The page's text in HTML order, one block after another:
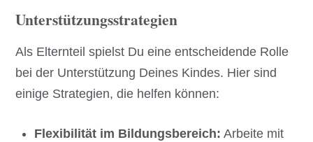
Unterstützungsstrategien
Als Elternteil spielst Du eine entscheidende Rolle
bei der Unterstützung Deines Kindes. Hier sind
einige Strategien, die helfen können:
Flexibilität im Bildungsbereich: Arbeite mit